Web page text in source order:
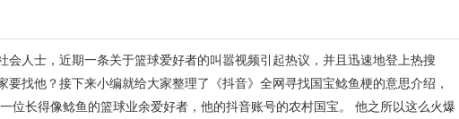
会人士，近期一条关于篮球爱好者的叫嚣视频引起热议，并且迅速地登上热搜
找他？接下来小编就给大家整理了《抖音》全网寻找国宝鲶鱼梗的意思介绍，
位长得像鲶鱼的篮球业余爱好者，他的抖音账号的农村国宝。 他之所以这么火爆